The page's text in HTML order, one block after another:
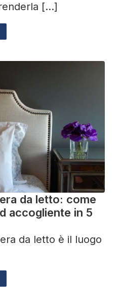
[...]
da letto: come
accogliente in 5
da letto è il luogo